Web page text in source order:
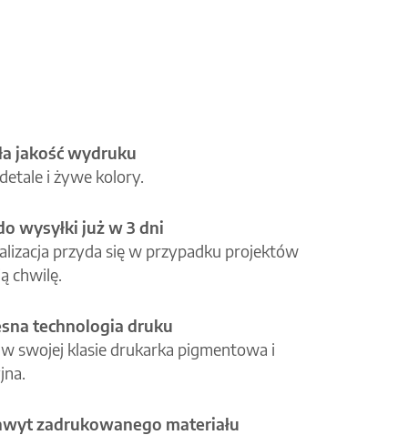
jakość wydruku
i żywe kolory.
wysyłki już w 3 dni
przyda się w przypadku projektów
chwilę.
technologia druku
swojej klasie drukarka pigmentowa i
zadrukowanego materiału